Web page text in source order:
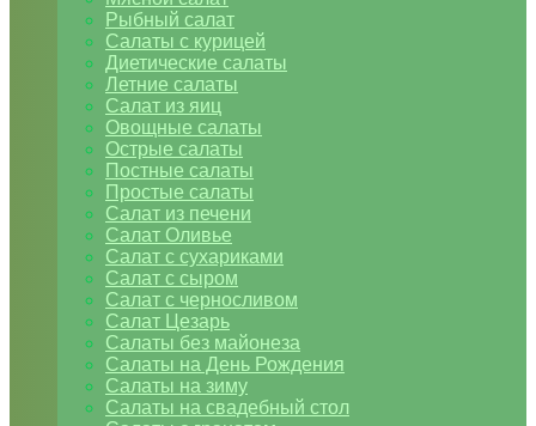
Рыбный салат
Салаты с курицей
Диетические салаты
Летние салаты
Салат из яиц
Овощные салаты
Острые салаты
Постные салаты
Простые салаты
Салат из печени
Салат Оливье
Салат с сухариками
Салат с сыром
Салат с черносливом
Салат Цезарь
Салаты без майонеза
Салаты на День Рождения
Салаты на зиму
Салаты на свадебный стол